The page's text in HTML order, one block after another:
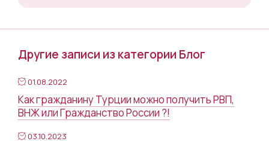
Другие записи из категории Блог
01.08.2022
Как гражданину Турции можно получить РВП,
ВНЖ или Гражданство России ?!
03.10.2023